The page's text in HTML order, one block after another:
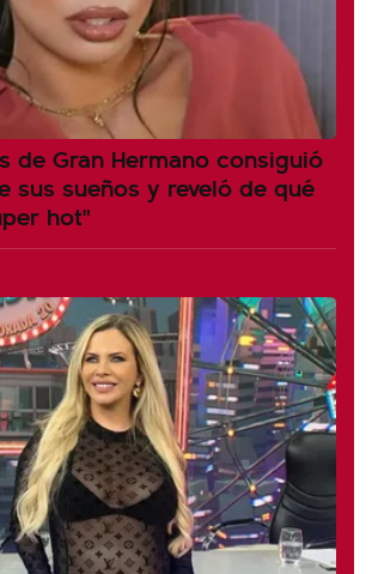
de Gran Hermano consiguió
sus sueños y reveló de qué
hot"